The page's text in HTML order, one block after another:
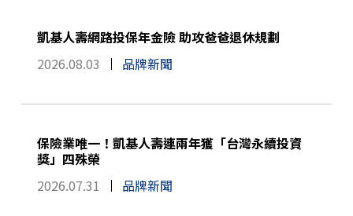
凱基人壽網路投保年金險 助攻爸爸退休規劃
2026.08.03
品牌新聞
保險業唯一！凱基人壽連兩年獲「台灣永續投資
獎」四殊榮
2026.07.31
品牌新聞